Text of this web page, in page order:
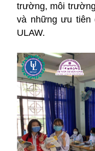
trường, môi
và những ưu tiên
ULAW.